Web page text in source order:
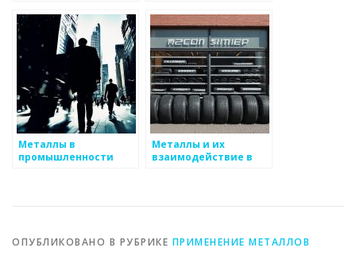
Металлы в
промышленности
Металлы и их
взаимодействие в
ОПУБЛИКОВАНО В РУБРИКЕ ПРИМЕНЕНИЕ МЕТАЛЛОВ